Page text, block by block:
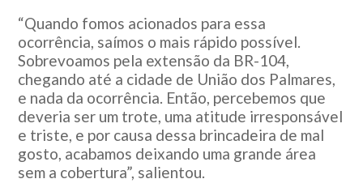
“Quando fomos acionados para essa
ocorrência, saímos o mais rápido possível.
Sobrevoamos pela extensão da BR-104,
chegando até a cidade de União dos Palmares,
e nada da ocorrência. Então, percebemos que
deveria ser um trote, uma atitude irresponsável
e triste, e por causa dessa brincadeira de mal
gosto, acabamos deixando uma grande área
sem a cobertura”, salientou.